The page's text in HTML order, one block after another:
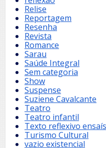
Relise
Reportagem
Resenha
Revista
Romance
Sarau
Saúde Integral
Sem categoria
Show
Suspense
Suziene Cavalcante
Teatro
Teatro infantil
Texto reflexivo
Turismo Cultural
vazio existencial